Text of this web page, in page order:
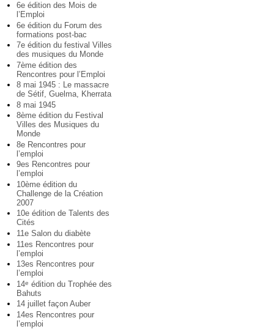
6e édition des Mois de
l’Emploi
6e édition du Forum des
formations post-bac
7e édition du festival Villes
des musiques du Monde
7ème édition des
Rencontres pour l’Emploi
8 mai 1945 : Le massacre
de Sétif, Guelma, Kherrata
8 mai 1945
8ème édition du Festival
Villes des Musiques du
Monde
8e Rencontres pour
l’emploi
9es Rencontres pour
l’emploi
10ème édition du
Challenge de la Création
2007
10e édition de Talents des
Cités
11e Salon du diabète
11es Rencontres pour
l’emploi
13es Rencontres pour
l’emploi
14e édition du Trophée des
Bahuts
14 juillet façon Auber
14es Rencontres pour
l’emploi